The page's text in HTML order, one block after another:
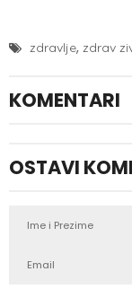
zdravlje, zdrav
KOMENTARI
OSTAVI